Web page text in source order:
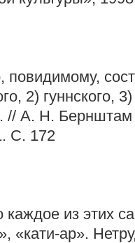
повидимому,
2) гуннского,
// А. Н. Бернштам
С. 172
из этих
«кати-ар».